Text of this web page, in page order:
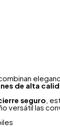
de alta
seguro ,
versátil las